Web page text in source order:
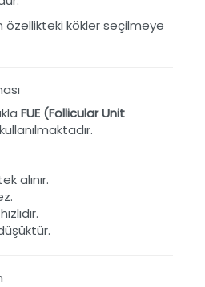
özellikteki kökler seçilmeye
FUE (Follicular Unit
alınır.